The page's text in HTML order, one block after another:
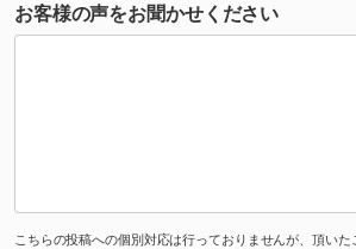
お客様の声をお聞かせください
こちらの投稿への個別対応は行っておりませんが、頂い